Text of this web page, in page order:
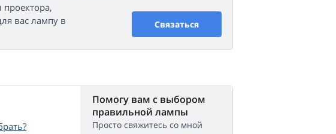
вас лампу в
Связаться
Помогу вам с выбором
правильной лампы
Просто свяжитесь со мной